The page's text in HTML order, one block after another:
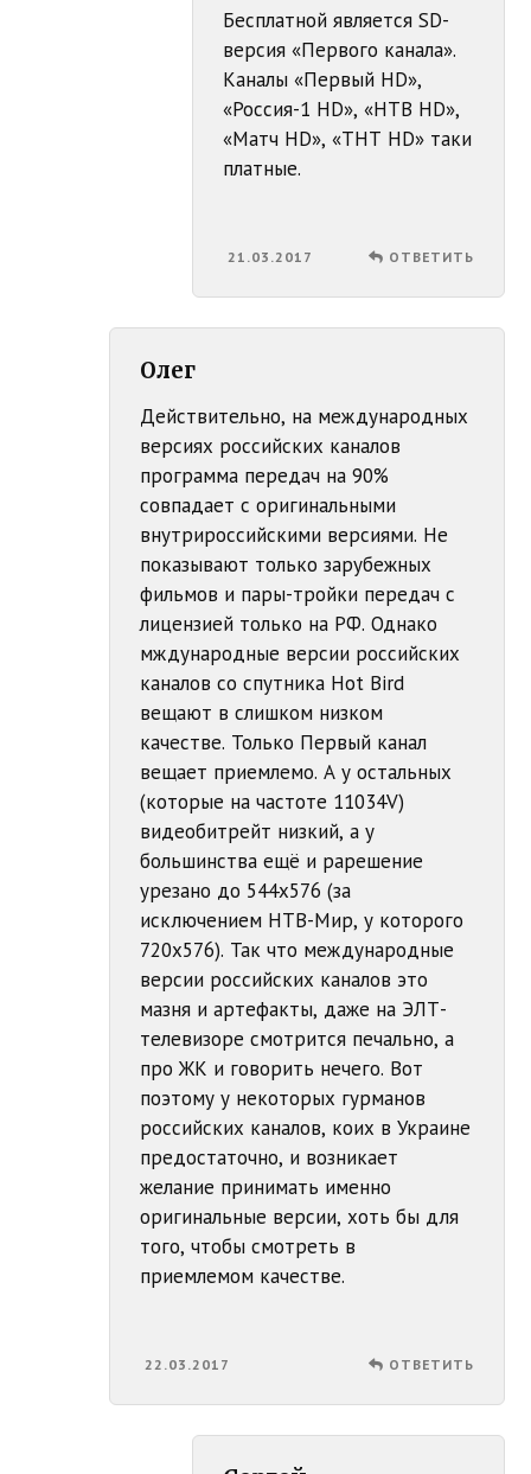
Бесплатной является SD-
версия «Первого канала».
Каналы «Первый HD»,
«Россия-1 HD», «НТВ HD»,
«Матч HD», «ТНТ HD» таки
платные.
21.03.2017 ОТВЕТИТЬ
Олег
Действительно, на международных
версиях российских каналов
программа передач на 90%
совпадает с оригинальными
внутрироссийскими версиями. Не
показывают только зарубежных
фильмов и пары-тройки передач с
лицензией только на РФ. Однако
мждународные версии российских
каналов со спутника Hot Bird
вещают в слишком низком
качестве. Только Первый канал
вещает приемлемо. А у остальных
(которые на частоте 11034V)
видеобитрейт низкий, а у
большинства ещё и рарешение
урезано до 544х576 (за
исключением НТВ-Мир, у которого
720х576). Так что международные
версии российских каналов это
мазня и артефакты, даже на ЭЛТ-
телевизоре смотрится печально, а
про ЖК и говорить нечего. Вот
поэтому у некоторых гурманов
российских каналов, коих в Украине
предостаточно, и возникает
желание принимать именно
оригинальные версии, хоть бы для
того, чтобы смотреть в
приемлемом качестве.
22.03.2017 ОТВЕТИТЬ